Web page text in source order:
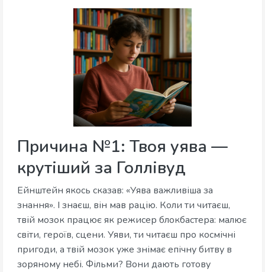
Причина №1: Твоя уява —
крутіший за Голлівуд
Ейнштейн якось сказав: «Уява важливіша за
знання». І знаєш, він мав рацію. Коли ти читаєш,
твій мозок працює як режисер блокбастера: малює
світи, героїв, сцени. Уяви, ти читаєш про космічні
пригоди, а твій мозок уже знімає епічну битву в
зоряному небі. Фільми? Вони дають готову